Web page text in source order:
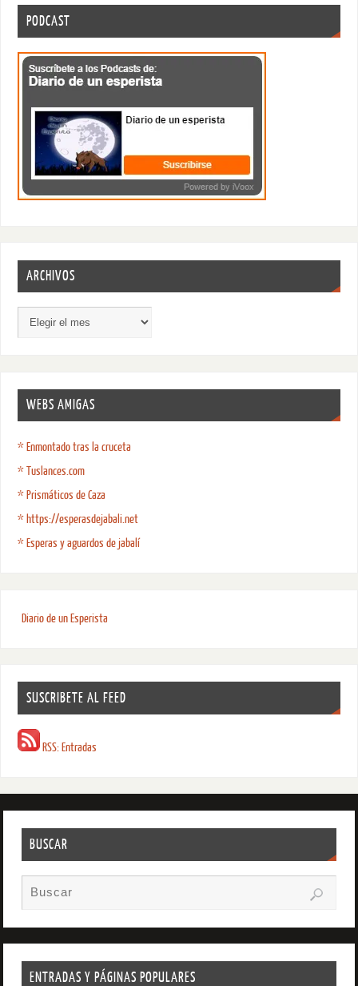
PODCAST
ARCHIVOS
WEBS AMIGAS
* Enmontado tras la cruceta
* Tuslances.com
* Prismáticos de Caza
* https://esperasdejabali.net
* Esperas y aguardos de jabalí
Diario de un Esperista
SUSCRIBETE AL FEED
RSS: Entradas
BUSCAR
ENTRADAS Y PÁGINAS POPULARES